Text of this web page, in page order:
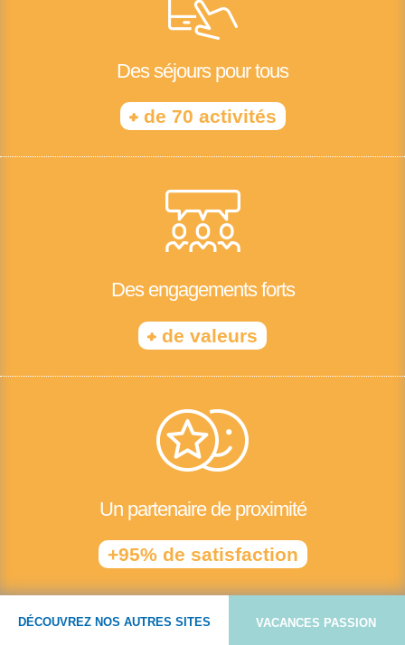
Des séjours pour tous
+de 70 activités
Des engagements forts
+ de valeurs
Un partenaire de proximité
+95% de satisfaction
DÉCOUVREZ NOS AUTRES SITES VACANCES PASSION